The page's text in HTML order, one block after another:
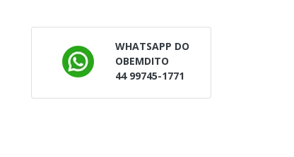
WHATSAPP DO
OBEMDITO
44 99745-1771